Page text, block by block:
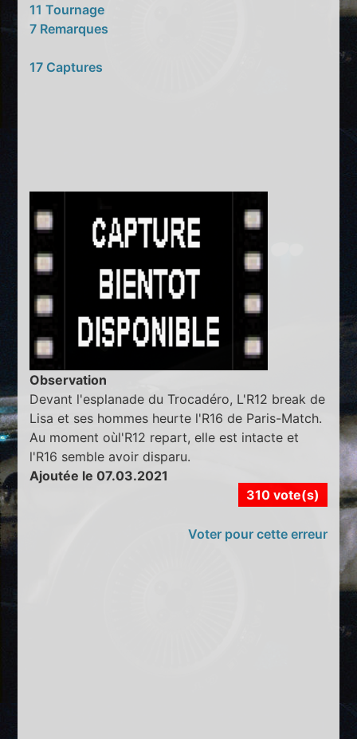
11 Tournage
7 Remarques
17 Captures
Observation
Devant l'esplanade du Trocadéro, L'R12 break de
Lisa et ses hommes heurte l'R16 de Paris-Match.
Au moment oùl'R12 repart, elle est intacte et
l'R16 semble avoir disparu.
Ajoutée le 07.03.2021
310 vote(s)
Voter pour cette erreur